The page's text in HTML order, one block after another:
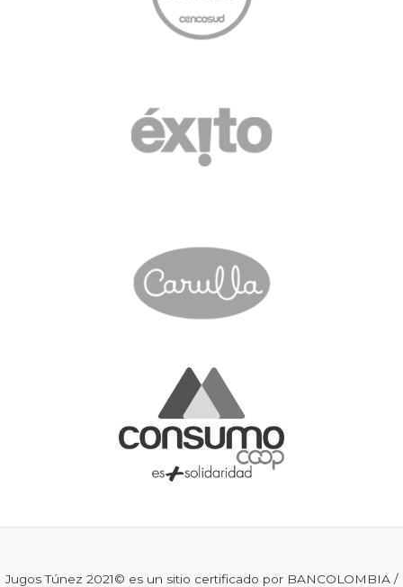
Jugos Túnez 2021© es un sitio certificado por BANCOLOMBIA /